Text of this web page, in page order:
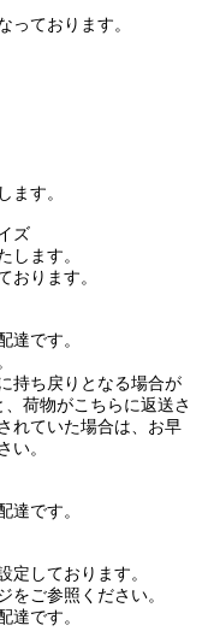
っております。
ます。
ズ
します。
おります。
達です。
持ち戻りとなる場合が
荷物がこちらに返送さ
れていた場合は、お早
い。
達です。
定しております。
をご参照ください。
達です。